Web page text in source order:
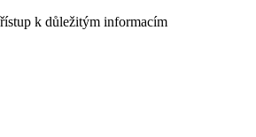
k důležitým informacím